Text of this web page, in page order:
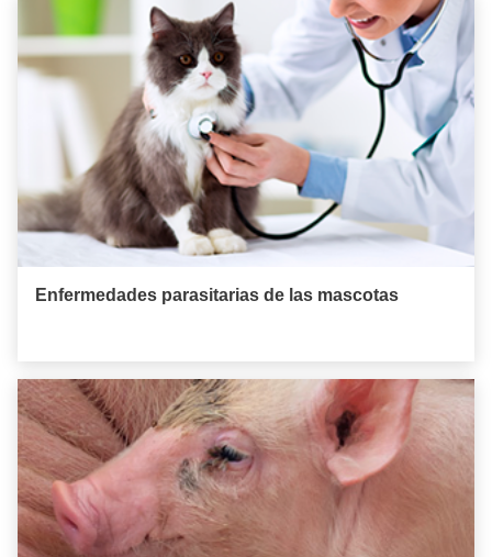
Enfermedades parasitarias de las mascotas